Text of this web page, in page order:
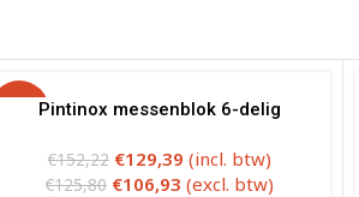
-15%Pintinox messenblok 6-delig
€152,22 €129,39 (incl. btw)
€125,80 €106,93 (excl. btw)